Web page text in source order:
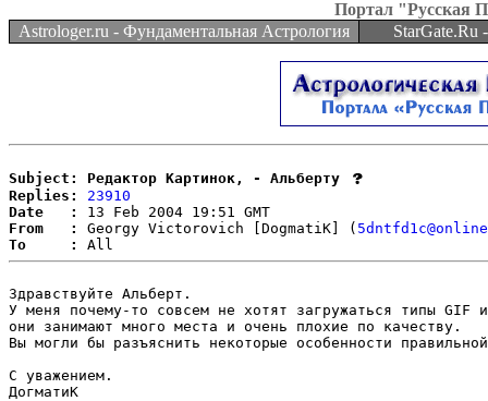
Портал "Русская
Astrologer.ru - Фундаментальная Астрология
StarGate.Ru
Subject: Редактор Картинок, - Альберту
Replies:
23910
Date   :
From   :
Georgy Victorovich [DogmatiK] (
To     :
Здравствуйте Альберт.
У меня почему-то совсем не хотят загружаться типы GIF
они занимают много места и очень плохие по качеству.
Вы могли бы разъяснить некоторые особенности
С уважением.